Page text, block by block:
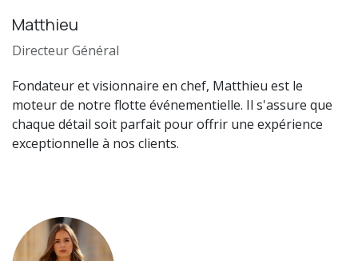
Matthieu
Directeur Général
Fondateur et visionnaire en chef, Matthieu est le
moteur de notre flotte événementielle. Il s'assure que
chaque détail soit parfait pour offrir une expérience
exceptionnelle à nos clients.